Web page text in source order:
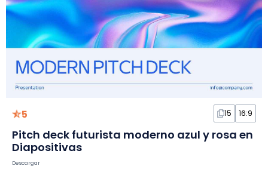
5 15 16:9
Pitch deck futurista moderno azul y rosa en
Diapositivas
Descargar